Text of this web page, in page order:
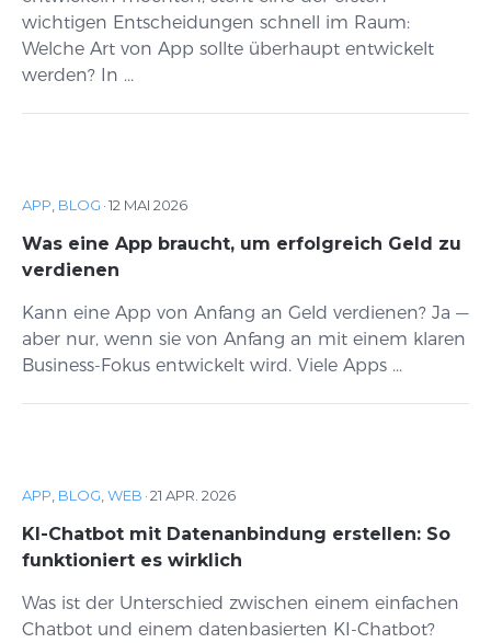
wichtigen Entscheidungen schnell im Raum:
Welche Art von App sollte überhaupt entwickelt
werden? In ...
APP BLOG ·12 MAI 2026
Was eine App braucht, um erfolgreich Geld zu
verdienen
Kann eine App von Anfang an Geld verdienen? Ja —
aber nur, wenn sie von Anfang an mit einem klaren
Business-Fokus entwickelt wird. Viele Apps ...
APP BLOG WEB ·21 APR. 2026
KI-Chatbot mit Datenanbindung erstellen: So
funktioniert es wirklich
Was ist der Unterschied zwischen einem einfachen
Chatbot und einem datenbasierten KI-Chatbot?